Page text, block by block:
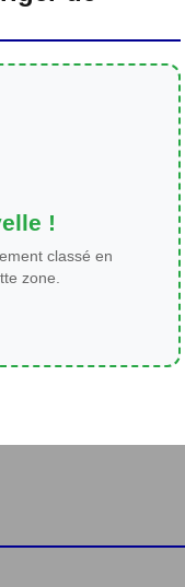
!
classé en
zone.